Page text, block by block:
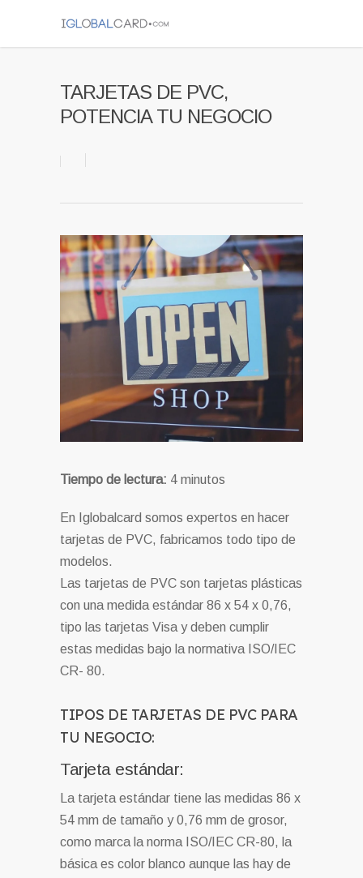
TARJETAS DE PVC,
POTENCIA TU NEGOCIO
Tiempo de lectura: 4 minutos
En Iglobalcard somos expertos en hacer
tarjetas de PVC, fabricamos todo tipo de
modelos.
Las tarjetas de PVC son tarjetas plásticas
con una medida estándar 86 x 54 x 0,76,
tipo las tarjetas Visa y deben cumplir
estas medidas bajo la normativa ISO/IEC
CR- 80.
TIPOS DE TARJETAS DE PVC PARA
TU NEGOCIO:
Tarjeta estándar:
La tarjeta estándar tiene las medidas 86 x
54 mm de tamaño y 0,76 mm de grosor,
como marca la norma ISO/IEC CR-80, la
básica es color blanco aunque las hay de